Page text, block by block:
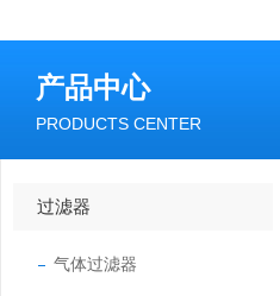
产品中心
PRODUCTS CENTER
过滤器
气体过滤器